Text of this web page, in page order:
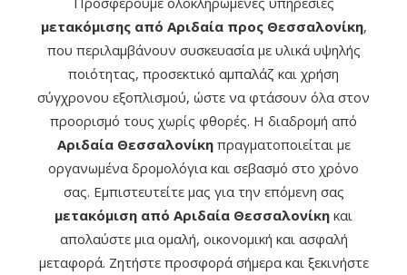
μετακόμισης από Αριδαία προς Θεσσαλονίκη,
που περιλαμβάνουν συσκευασία με υλικά υψηλής
ποιότητας, προσεκτικό αμπαλάζ και χρήση
σύγχρονου εξοπλισμού, ώστε να φτάσουν όλα στον
προορισμό τους χωρίς φθορές. Η διαδρομή από
Αριδαία Θεσσαλονίκηπραγματοποιείται με
οργανωμένα δρομολόγια και σεβασμό στο χρόνο
σας. Εμπιστευτείτε μας για την επόμενη σας
μετακόμιση από Αριδαία Θεσσαλονίκη και
απολαύστε μια ομαλή, οικονομική και ασφαλή
μεταφορά. Ζητήστε προσφορά σήμερα και ξεκινήστε